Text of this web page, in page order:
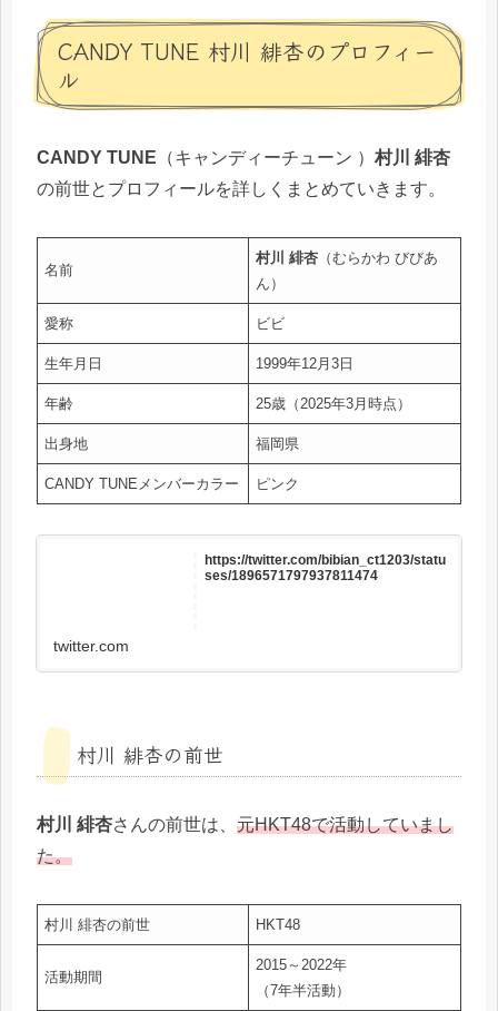
CANDY TUNE 村川 緋杏のプロフィー
ル
CANDY TUNE （キャンディーチューン ） 村川 緋杏
の前世とプロフィールを詳しくまとめていきます。
名前
村川 緋杏 （むらかわ びびあ
ん）
愛称 ビビ
生年月日 1999年12月3日
年齢 25歳（2025年3月時点）
出身地 福岡県
CANDY TUNEメンバーカラー ピンク
https://twitter.com/bibian_ct1203/statu
ses/1896571797937811474
twitter.com
村川 緋杏の前世
村川 緋杏さんの前世は、 元HKT48で活動していまし
た。
村川 緋杏の前世 HKT48
活動期間
2015～2022年
（7年半活動）